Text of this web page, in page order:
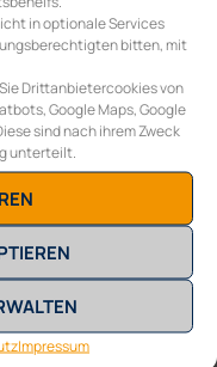
in optionale Services
bitten, mit
Drittanbietercookies von
Google Maps, Google
sind nach ihrem Zweck
unterteilt.
ImpressumSonnenanlage